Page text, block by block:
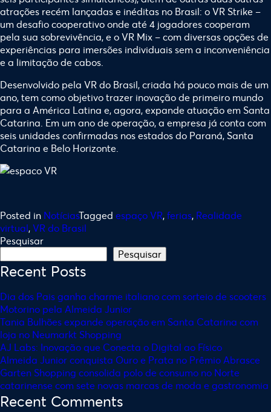
atrações recém lançadas e inéditas no Brasil: o VR Strike –
um desafio cooperativo onde até 4 jogadores cooperam
pela sua sobrevivência, e o VR Mix – com diversas opções de
experiências para imersões individuais sem a inconveniência
e a limitação de cabos.
Desenvolvido pela VR do Brasil, criada há pouco mais de um
ano, tem como objetivo trazer inovação de primeiro mundo
para a América Latina e, agora, expande atuação em Santa
Catarina. Em um ano de operação, a empresa já conta com
seis unidades confirmadas nos estados do Paraná, Santa
Catarina e Belo Horizonte.
Posted in NotíciasTagged espaço VR,ferias, Realidade
virtual,VR do Brasil
Pesquisar
Pesquisar
Recent Posts
Dia dos Pais ganha charme italiano com sorteio de scooters
Motorino pela Almeida Junior
Tania Bulhões expande operação em Santa Catarina com
loja no Neumarkt Shopping
AJ Labs: Inovação que Conecta o Digital ao Físico
Almeida Junior conquista Ouro e Prata no Prêmio Abrasce
Garten Shopping consolida polo de consumo no Norte
catarinense com sete novas marcas de moda e gastronomia
Recent Comments